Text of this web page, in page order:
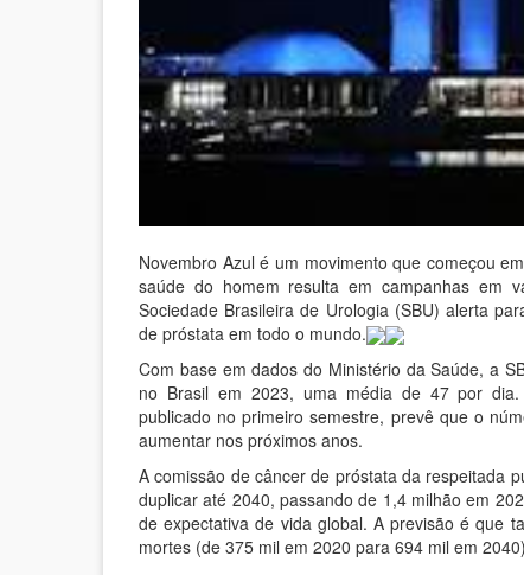
Novembro Azul é um movimento que começou
saúde do homem resulta em campanhas em
Sociedade Brasileira de Urologia (SBU) alerta
de próstata em todo o mundo.
Com base em dados do Ministério da Saúde, a
no Brasil em 2023, uma média de 47 por
publicado no primeiro semestre, prevê que o
aumentar nos próximos anos.
A comissão de câncer de próstata da respeitada
duplicar até 2040, passando de 1,4 milhão em
de expectativa de vida global. A previsão é que
mortes (de 375 mil em 2020 para 694 mil em